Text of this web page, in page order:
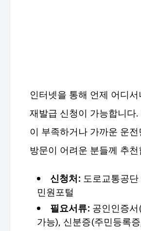
인터넷을 통해 언제 어디
재발급 신청이 가능합니다
이 부족하거나 가까운 운
방문이 어려운 분들께 추천
신청처: 도로교통공단
민원포털
필요서류: 공인인증
가능), 신분증(주민등록